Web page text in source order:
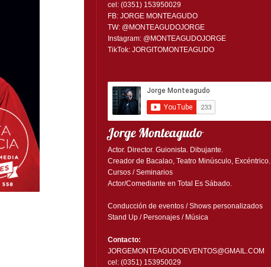
cel: (0351) 153950029
FB: JORGE MONTEAGUDO
TW: @MONTEAGUDOJORGE
Instagram: @MONTEAGUDOJORGE
TikTok: JORGITOMONTEAGUDO
Jorge Monteagudo
Actor. Director. Guionista. Dibujante.
Creador de Bacalao, Teatro Minúsculo, Excéntrico.
Cursos / Seminarios
Actor/Comediante en Total Es Sábado.
Conducción de eventos / Shows personalizados
Stand Up / Personajes / Música
Contacto:
JORGEMONTEAGUDOEVENTOS@GMAIL.COM
cel: (0351) 153950029